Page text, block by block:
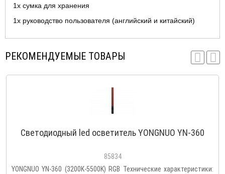
1x сумка для хранения
1x руководство пользователя (английский и китайский)
РЕКОМЕНДУЕМЫЕ ТОВАРЫ
Светодиодный led осветитель YONGNUO YN-360
85834
YONGNUO YN-360 (3200K-5500K) RGB Технические характеристики: